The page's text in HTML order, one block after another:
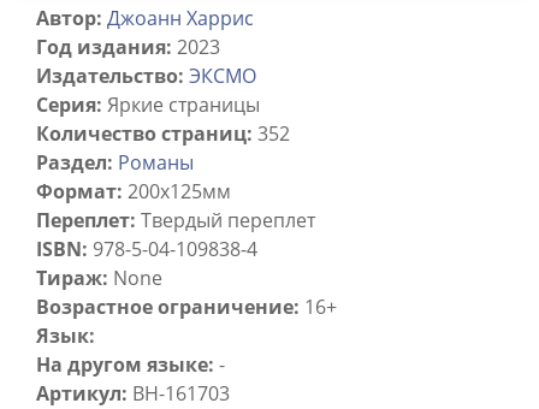
Автор: Джоанн Харрис
Год издания: 2023
Издательство: ЭКСМО
Серия: Яркие страницы
Количество страниц: 352
Раздел: Романы
Формат: 200х125мм
Переплет: Твердый переплет
ISBN: 978-5-04-109838-4
Тираж: None
Возрастное ограничение: 16+
Язык:
На другом языке: -
Артикул: BH-161703